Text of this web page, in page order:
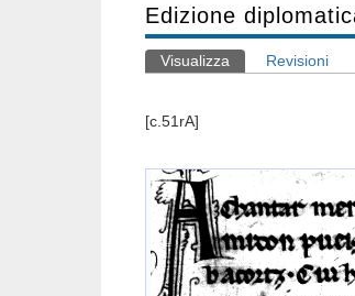
Edizione
Schede primarie
Visualizza (scheda attiva)
Revisioni
[c.51rA]